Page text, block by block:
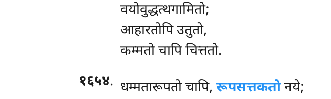
वयोवुद्धत्थगामितो;
आहारतोपि उतुतो,
कम्मतो चापि चित्ततो.
१६५४. धम्मतारूपतो चापि, रूपसत्तकतोनये;